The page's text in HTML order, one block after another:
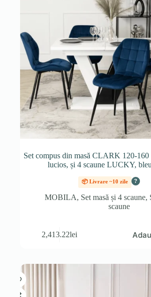
Set compus din masă CLARK 120-160
lucios, și 4 scaune LUCKY,
📦 Livrare ~10 zile ?
MOBILA, Set masă și 4 scaune,
scaune
2,413.22lei